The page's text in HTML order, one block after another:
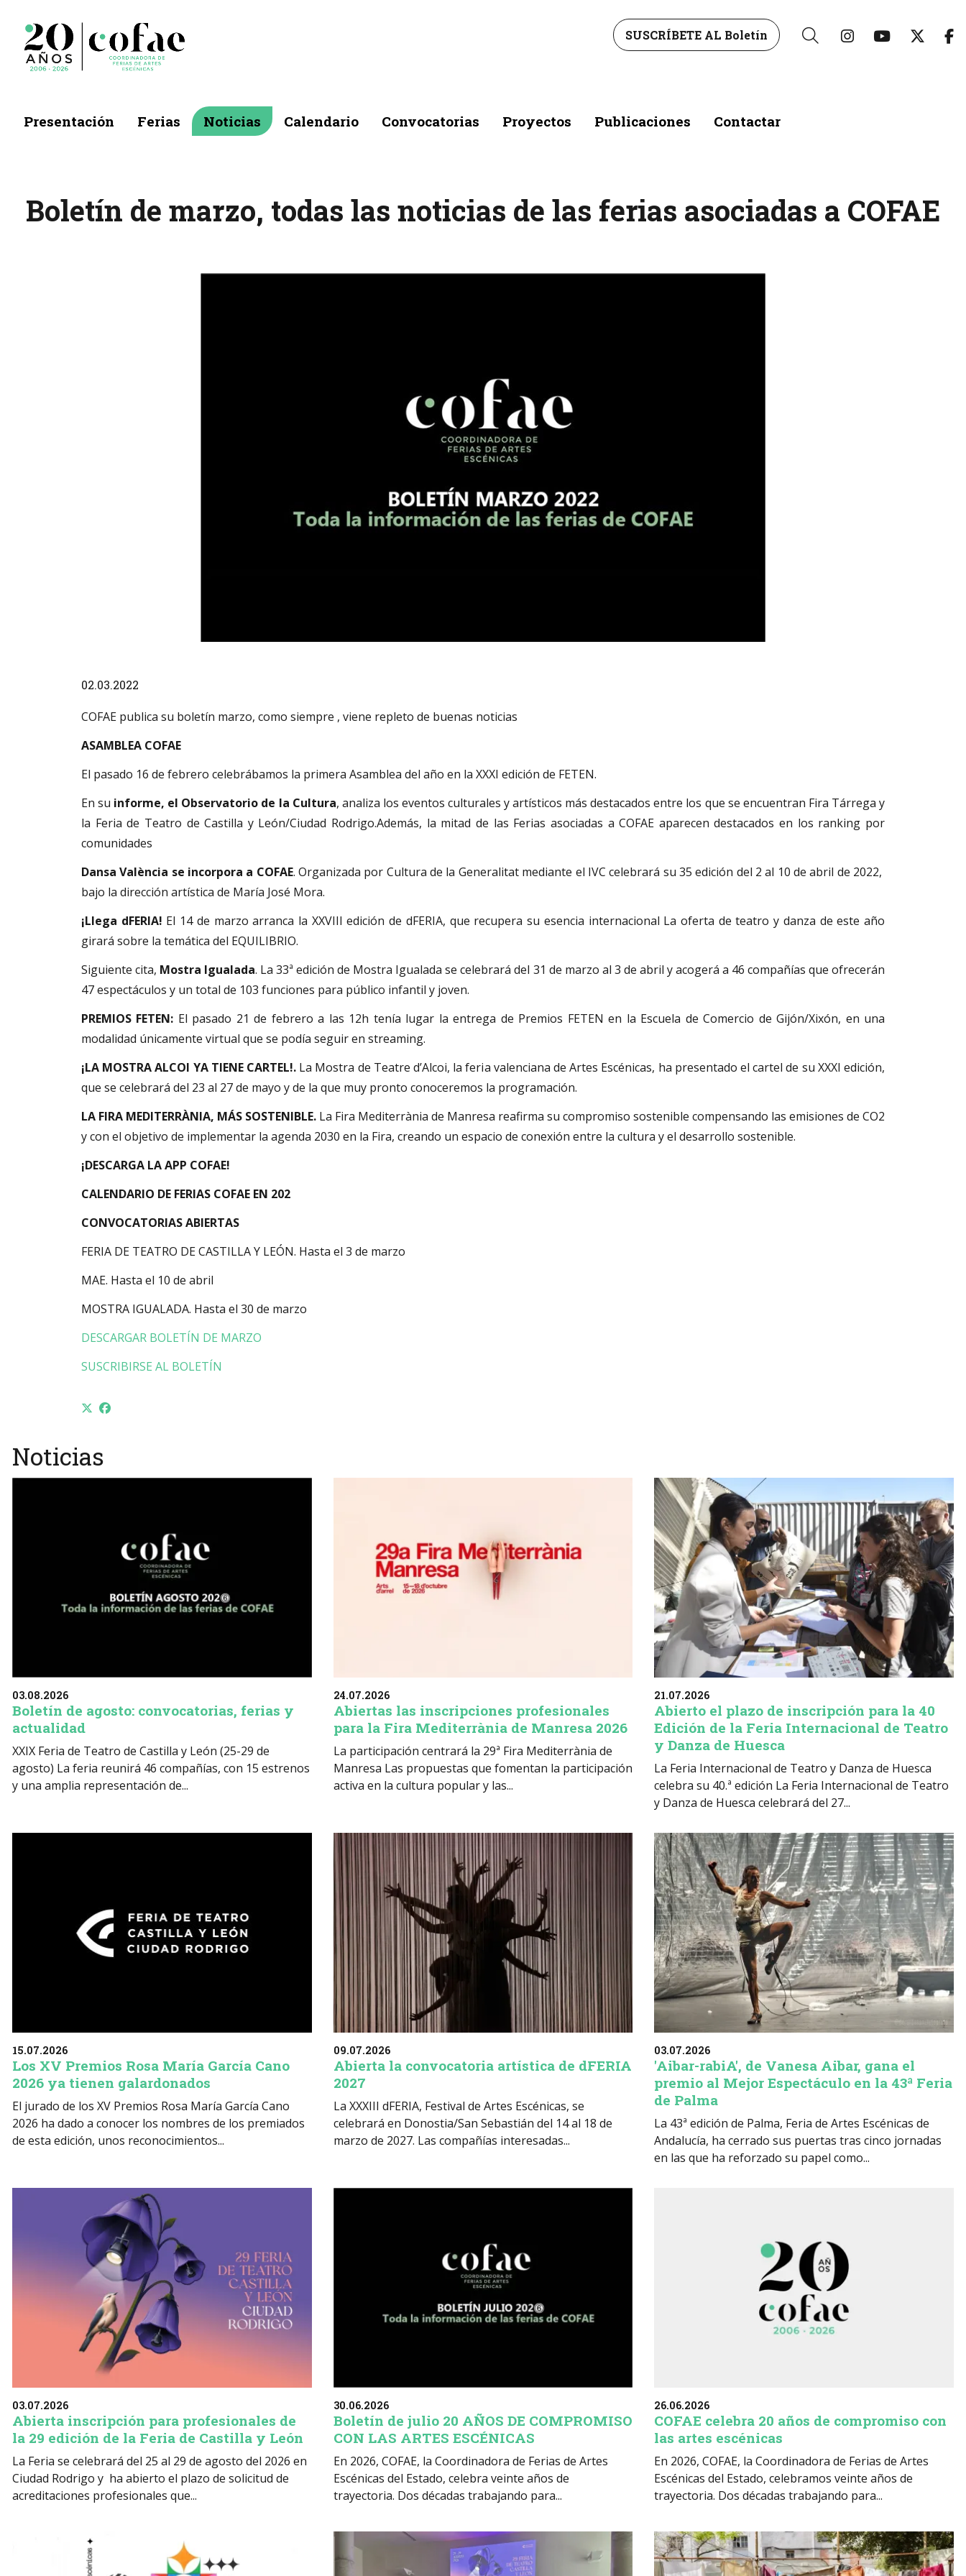
Link aLink a
SUSCRÍBETE AL Boletín
Presentación Ferias Noticias Calendario Convocatorias Proyectos Publicaciones Contactar
Boletín de marzo, todas las noticias de las ferias asociadas a COFAE
02.03.2022
COFAE publica su boletín marzo, como siempre , viene repleto de buenas noticias
ASAMBLEA COFAE
El pasado 16 de febrero celebrábamos la primera Asamblea del año en la XXXI edición de FETEN.
En su informe, el Observatorio de la Cultura, analiza los eventos culturales y artísticos más destacados entre los que se encuentran Fira Tárrega y
la Feria de Teatro de Castilla y León/Ciudad Rodrigo.Además, la mitad de las Ferias asociadas a COFAE aparecen destacados en los ranking por
comunidades
Dansa València se incorpora a COFAE. Organizada por Cultura de la Generalitat mediante el IVC celebrará su 35 edición del 2 al 10 de abril de 2022,
bajo la dirección artística de María José Mora.
¡Llega dFERIA! El 14 de marzo arranca la XXVIII edición de dFERIA, que recupera su esencia internacional La oferta de teatro y danza de este año
girará sobre la temática del EQUILIBRIO.
Siguiente cita, Mostra Igualada. La 33ª edición de Mostra Igualada se celebrará del 31 de marzo al 3 de abril y acogerá a 46 compañías que ofrecerán
47 espectáculos y un total de 103 funciones para público infantil y joven.
PREMIOS FETEN: El pasado 21 de febrero a las 12h tenía lugar la entrega de Premios FETEN en la Escuela de Comercio de Gijón/Xixón, en una
modalidad únicamente virtual que se podía seguir en streaming.
¡LA MOSTRA ALCOI YA TIENE CARTEL!. La Mostra de Teatre d’Alcoi, la feria valenciana de Artes Escénicas, ha presentado el cartel de su XXXI edición,
que se celebrará del 23 al 27 de mayo y de la que muy pronto conoceremos la programación.
LA FIRA MEDITERRÀNIA, MÁS SOSTENIBLE. La Fira Mediterrània de Manresa reafirma su compromiso sostenible compensando las emisiones de CO2
y con el objetivo de implementar la agenda 2030 en la Fira, creando un espacio de conexión entre la cultura y el desarrollo sostenible.
¡DESCARGA LA APP COFAE!
CALENDARIO DE FERIAS COFAE EN 202
CONVOCATORIAS ABIERTAS
FERIA DE TEATRO DE CASTILLA Y LEÓN. Hasta el 3 de marzo
MAE. Hasta el 10 de abril
MOSTRA IGUALADA. Hasta el 30 de marzo
DESCARGAR BOLETÍN DE MARZO
SUSCRIBIRSE AL BOLETÍN
Noticias
03.08.2026
Boletín de agosto: convocatorias, ferias y
actualidad
XXIX Feria de Teatro de Castilla y León (25-29 de
agosto) La feria reunirá 46 compañías, con 15 estrenos
y una amplia representación de...
24.07.2026
Abiertas las inscripciones profesionales
para la Fira Mediterrània de Manresa 2026
La participación centrará la 29ª Fira Mediterrània de
Manresa Las propuestas que fomentan la participación
activa en la cultura popular y las...
21.07.2026
Abierto el plazo de inscripción para la 40
Edición de la Feria Internacional de Teatro
y Danza de Huesca
La Feria Internacional de Teatro y Danza de Huesca
celebra su 40.ª edición La Feria Internacional de Teatro
y Danza de Huesca celebrará del 27...
15.07.2026
Los XV Premios Rosa María García Cano
2026 ya tienen galardonados
El jurado de los XV Premios Rosa María García Cano
2026 ha dado a conocer los nombres de los premiados
de esta edición, unos reconocimientos...
09.07.2026
Abierta la convocatoria artística de dFERIA
2027
La XXXIII dFERIA, Festival de Artes Escénicas, se
celebrará en Donostia/San Sebastián del 14 al 18 de
marzo de 2027. Las compañías interesadas...
03.07.2026
'Aibar-rabiA', de Vanesa Aibar, gana el
premio al Mejor Espectáculo en la 43ª Feria
de Palma
La 43ª edición de Palma, Feria de Artes Escénicas de
Andalucía, ha cerrado sus puertas tras cinco jornadas
en las que ha reforzado su papel como...
03.07.2026
Abierta inscripción para profesionales de
la 29 edición de la Feria de Castilla y León
La Feria se celebrará del 25 al 29 de agosto del 2026 en
Ciudad Rodrigo y ha abierto el plazo de solicitud de
acreditaciones profesionales que...
30.06.2026
Boletín de julio 20 AÑOS DE COMPROMISO
CON LAS ARTES ESCÉNICAS
En 2026, COFAE, la Coordinadora de Ferias de Artes
Escénicas del Estado, celebra veinte años de
trayectoria. Dos décadas trabajando para...
26.06.2026
COFAE celebra 20 años de compromiso con
las artes escénicas
En 2026, COFAE, la Coordinadora de Ferias de Artes
Escénicas del Estado, celebramos veinte años de
trayectoria. Dos décadas trabajando para...